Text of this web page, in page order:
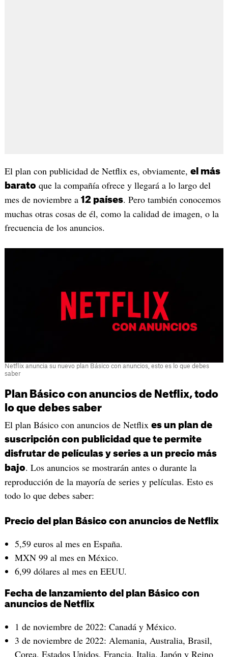
El plan con publicidad de Netflix es, obviamente, el más
barato que la compañía ofrece y llegará a lo largo del
mes de noviembre a 12 países. Pero también conocemos
muchas otras cosas de él, como la calidad de imagen, o la
frecuencia de los anuncios.
Netflix anuncia su nuevo plan Básico con anuncios, esto es lo que debes
saber
Plan Básico con anuncios de Netflix, todo
lo que debes saber
El plan Básico con anuncios de Netflix es un plan de
suscripción con publicidad que te permite
disfrutar de películas y series a un precio más
bajo. Los anuncios se mostrarán antes o durante la
reproducción de la mayoría de series y películas. Esto es
todo lo que debes saber:
Precio del plan Básico con anuncios de Netflix
5,59 euros al mes en España.
MXN 99 al mes en México.
6,99 dólares al mes en EEUU.
Fecha de lanzamiento del plan Básico con
anuncios de Netflix
1 de noviembre de 2022: Canadá y México.
3 de noviembre de 2022: Alemania, Australia, Brasil,
Corea, Estados Unidos, Francia, Italia, Japón y Reino